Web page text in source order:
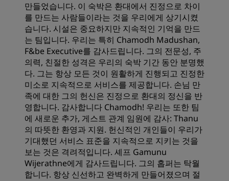
서비스
만들었습니다. 이 숙박은 환대에서 진정으로 차이
를 만드는 사람들이라는 것을 우리에게 상기시켰
습니다. 시설은 중요하지만 지속적인 기억을 만드
는 팀입니다. 우리는 특히 Chamodh Madushan,
F&be Executive를 감사드립니다. 그의 전문성, 주
의력, 친절한 성격은 우리의 숙박 기간 동안 분명했
다. 그는 항상 모든 것이 원활하게 진행되고 진정한
미소로 지속적으로 서비스를 제공합니다. 손님 만
족에 대한 그의 헌신은 진정으로 환대의 정신을 반
영합니다. 감사합니다 Chamodh! 우리는 또한 팀
에 새로운 추가, 게스트 관계 임원에 감사: Thanu
의 따뜻한 환영과 지원. 헌신적인 개인들이 우리가
기대했던 서비스 표준을 지속적으로 지키는 것을
보는 것은 격려적입니다. 셰프 Gamunu
Wijerathne에게 감사드립니다. 그의 홉퍼는 탁월
합니다. 항상 신선하고 완벽하게 만들어졌으며 절